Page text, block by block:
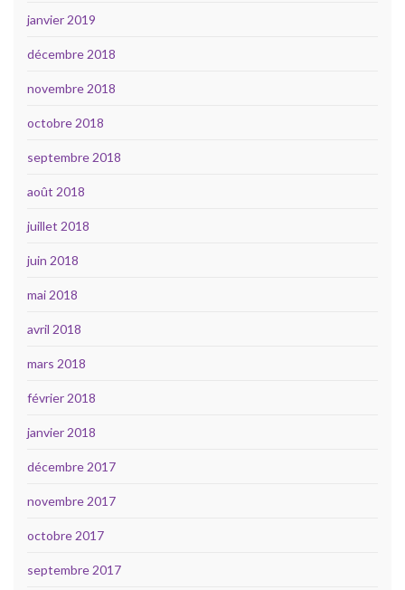
janvier 2019
décembre 2018
novembre 2018
octobre 2018
septembre 2018
août 2018
juillet 2018
juin 2018
mai 2018
avril 2018
mars 2018
février 2018
janvier 2018
décembre 2017
novembre 2017
octobre 2017
septembre 2017